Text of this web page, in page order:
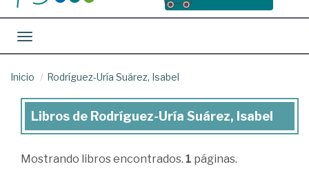
Toggle navigation
Inicio Rodríguez-Uría Suárez, Isabel
Libros
Rodríguez-
Libros de Rodríguez-Uría Suárez, Isabel
Mostrando libros encontrados. 1 páginas.